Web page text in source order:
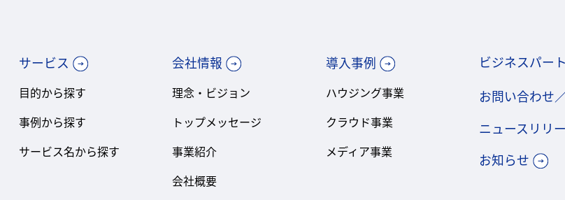
サービス
目的から探す
事例から探す
サービス名から探す
会社情報
理念・ビジョン
トップメッセージ
事業紹介
会社概要
導入事例
ハウジング事業
クラウド事業
メディア事業
ビジネスパー
お問い合わせ
ニュースリリ
お知らせ